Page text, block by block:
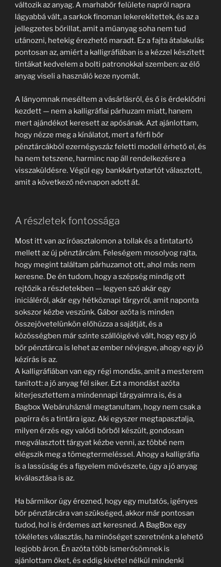
változik az anyag. A marhabőr felülete napról napra
lágyabbá vált, a sarkok finoman lekerekítettek, és az a
jellegzetes bőrillat, amit a műanyag soha nem tud
utánozni, hetekig érezhető maradt. Ez a fajta átalakulás
pontosan az, amiért a kalligráfiában is a kézzel készített
tintákat kedvelem a bolti patronokkal szemben: az élő
anyag viseli a használó keze nyomát.
A lányomnak meséltem a vásárlásról, és ő is érdeklődni
kezdett — nem a kalligráfiai párhuzam miatt, hanem
mert ajándékot keresett az apósának. Azt ajánlottam,
hogy nézze meg a kínálatot, mert a férfi bőr
pénztárcákból ezernégyszáz feletti modell érhető el, és
ha nem tetszene, harminc nap áll rendelkezésre a
visszaküldésre. Végül egy bankkártyatartót választott,
amit a következő névnapon adott át.
A részletek fontossága
Most itt van az íróasztalomon a tollak és a tintatartó
mellett az új pénztárcám. Feleségem mosolyog rajta,
hogy megint találtam párhuzamot ott, ahol más nem
keresne. De én tudom, hogy a szépség mindig ott
rejtőzik a részletekben — legyen szó akár egy
iniciáléról, akár egy hétköznapi tárgyról, amit naponta
sokszor kézbe veszünk. Gábor azóta is minden
összejövetelünkön előhúzza a sajátját, és a
közösségben már szinte szállóigévé vált, hogy egy jó
bőr pénztárca is lehet az ember névjegye, ahogy egy jó
kézírás is az.
A kalligráfiában van egy régi mondás, amit a mesterem
tanított: a jó anyag fél siker. Ezt a mondást azóta
kiterjesztettem a mindennapi tárgyaimra is, és a
Bagbox Webáruháznál megtanultam, hogy nem csak a
papírra és a tintára igaz. Aki egyszer megtapasztalja,
milyen érzés egy valódi bőrből készült, gondosan
megválasztott tárgyat kézbe venni, az többé nem
elégszik meg a tömegtermeléssel. Ahogy a kalligráfia
is a lassúság és a figyelem művészete, úgy a jó anyag
kiválasztása is az.
Ha bármikor úgy érezned, hogy egy mutatós, igényes
bőr pénztárcára van szükséged, akkor már pontosan
tudod, hol is érdemes azt keresned. A BagBox egy
tökéletes választás, ha minőséget szeretnénk a lehető
legjobb áron. Én azóta több ismerősömnek is
ajánlottam őket, és eddig kivétel nélkül mindenki